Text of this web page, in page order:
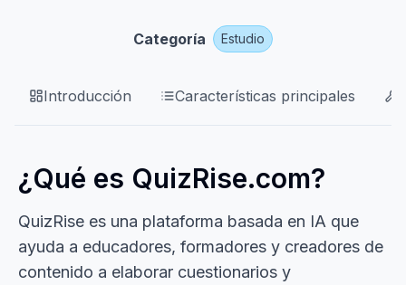
Categoría Estudio
Introducción Características principales
¿Qué es QuizRise.com?
QuizRise es una plataforma basada en IA que
ayuda a educadores, formadores y creadores de
contenido a elaborar cuestionarios y